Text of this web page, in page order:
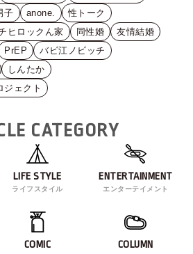
子
anone.
性トーク
ヒロックん家 同性婚
友情結婚
PrEP
バビ江ノビッチ
しんたか
ジェクト
CATEGORY
LIFE STYLE
ライフスタイル
ENTERTAINMENT
エンターテイメント
COMIC COLUMN